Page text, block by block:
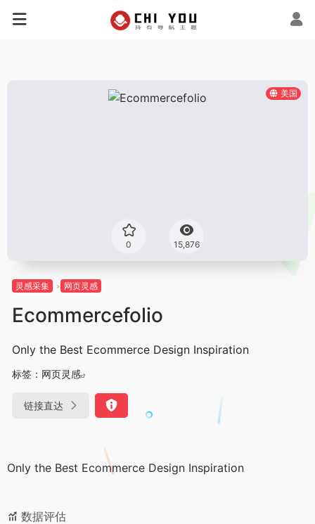
美国
0 15,876
灵感采集 网页灵感
Ecommercefolio
Only the Best Ecommerce Design Inspiration
标签： 网页灵感
链接直达
Only the Best Ecommerce Design Inspiration
数据评估